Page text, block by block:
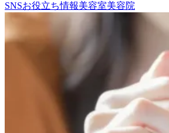
SNSお役立ち情報美容室美容院